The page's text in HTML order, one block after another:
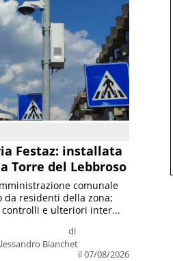
Festaz: installata
Torre del Lebbroso
di
Bianchet
il 07/08/2026
comunale
da residenti della zona;
e ulteriori inter...